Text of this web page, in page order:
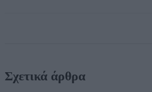
Σχετικά άρθρα